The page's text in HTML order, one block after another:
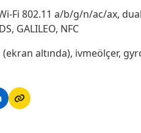
Fi 802.11 a/b/g/n/ac/ax,
GALILEO, NFC
altında), ivmeölçer,